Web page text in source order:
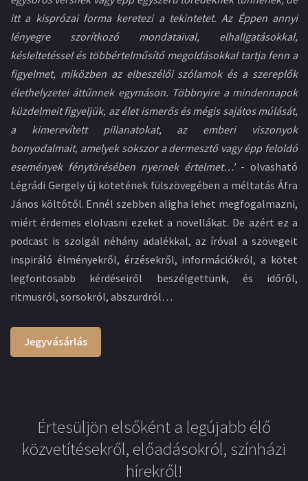
itt a kisprózai forma keretezi a tekintetet. Az Éppen annyi
lényegre szorítkozó mondataival, elhallgatásokkal,
késleltetéssel és többértelműsítő megoldásokkal tartja fenn a
figyelmet, miközben az elbeszélői szólamok és a szereplők
élethelyzetei áttűnnek egymáson. Többnyire a mindennapok
küzdelmeit figyeljük, az élet ismerős és mégis sajátos múlását,
a kimerevített pillanatokat, az emberi viszonyok
bonyodalmait, amelyek sokszor a dermesztő vagy épp feloldó
események fénytörésében nyernek értelmet…'- olvasható
Légrádi Gergely új kötetének fülszövegében a méltatás Áfra
János költőtől. Ennél szebben aligha lehet megfogalmazni,
miért érdemes elolvasni ezeket a novellákat. De azért ez a
podcast is szolgál néhány adalékkal, az íróval a szövegeit
inspiráló élményekről, érzésekről, információkról, a kötet
legfontosabb kérdéseiről beszélgettünk, és időről,
ritmusról, sorsokról, abszurdról…
Jegyvásárlás
Értesüljön elsőként a legújabb élő
közvetítésekről, előadásokról, színházi
hírekről!